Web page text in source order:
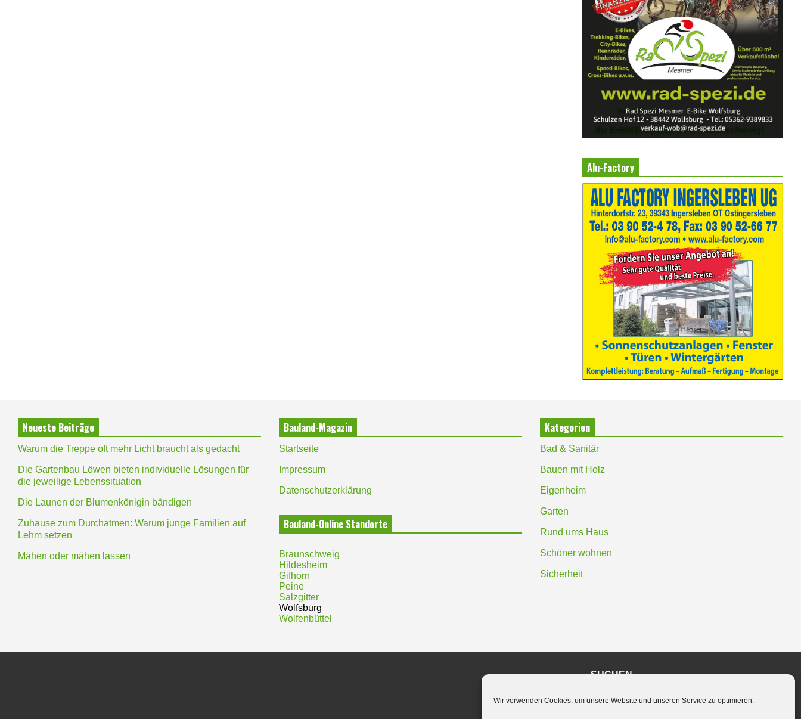
Wir verwenden Cookies, um unsere Website und unseren Service zu optimieren.
Alu-Factory
Neueste Beiträge
Warum die Treppe oft mehr Licht braucht als gedacht
Die Gartenbau Löwen bieten individuelle Lösungen für
die jeweilige Lebenssituation
Die Launen der Blumenkönigin bändigen
Zuhause zum Durchatmen: Warum junge Familien auf
Lehm setzen
Mähen oder mähen lassen
Bauland-Magazin
Startseite
Impressum
Datenschutzerklärung
Bauland-Online Standorte
Braunschweig
Hildesheim
Gifhorn
Peine
Salzgitter
Wolfsburg
Wolfenbüttel
Kategorien
Bad & Sanitär
Bauen mit Holz
Eigenheim
Garten
Rund ums Haus
Schöner wohnen
Sicherheit
SUCHEN